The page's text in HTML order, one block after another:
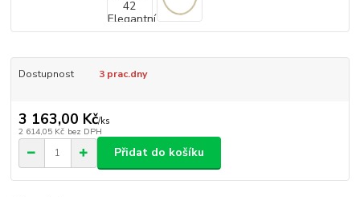
Dostupnost 3 prac.dny
3 163,00 Kč/ks
2 614,05 Kč bez DPH
Přidat do košíku